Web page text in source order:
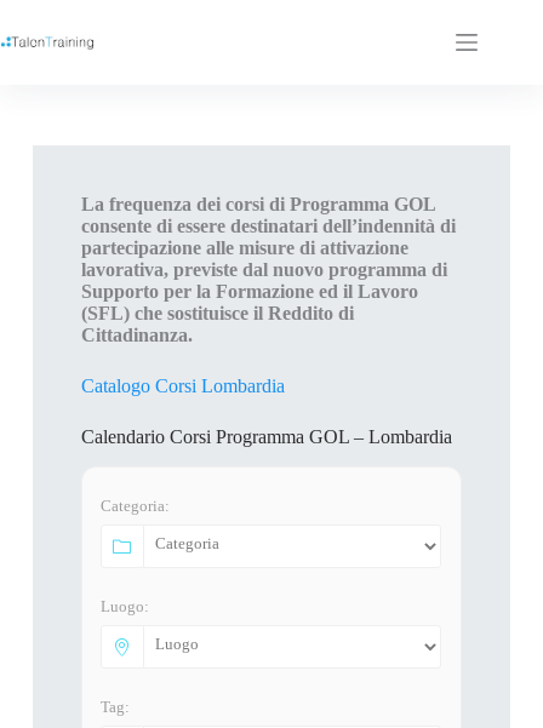
La frequenza dei corsi di Programma GOL
consente di essere destinatari dell’indennità di
partecipazione alle misure di attivazione
lavorativa, previste dal nuovo programma di
Supporto per la Formazione ed il Lavoro
(SFL) che sostituisce il Reddito di
Cittadinanza.
Catalogo Corsi Lombardia
Calendario Corsi Programma GOL – Lombardia
Categoria:
Luogo:
Tag: